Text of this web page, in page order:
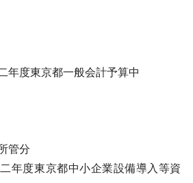
度東京都一般会計予算中
管分
度東京都中小企業設備導入等資